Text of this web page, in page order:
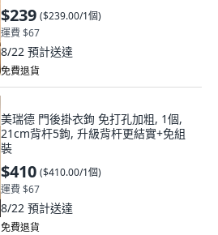
$239 ($239.00/1個)
運費 $67
8/22 預計送達
免費退貨
美瑞德 門後掛衣鉤 免打孔加粗, 1個,
21cm背杆5鉤, 升級背杆更結實+免組
裝
$410 ($410.00/1個)
運費 $67
8/22 預計送達
免費退貨